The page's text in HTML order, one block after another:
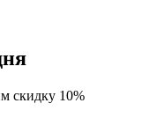
скидку 10%